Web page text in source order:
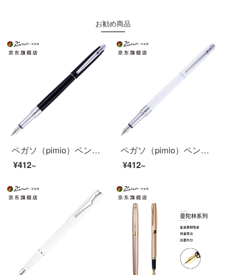
お勧め商品
ペガソ（pimio）ペンサインペン男性女性ビジネスオフィス成人学生用0.5 mmインクペンオルタシリーズ701亮黒
¥412~
ペガソ（pimio）ペンサインペン男性女性ビジネスオフィス成人学生用0.5 mmインクペンオルタシリーズ701磁白
¥412~